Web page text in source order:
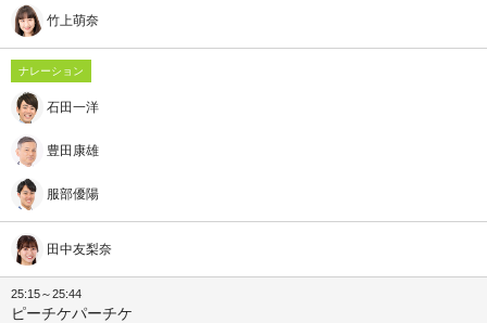
竹上萌奈
ナレーション
石田一洋
豊田康雄
服部優陽
田中友梨奈
25:15～25:44
ピーチケパーチケ